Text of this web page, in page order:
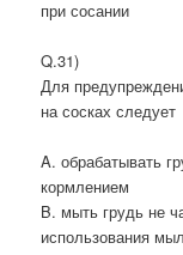
при сосании
Q.31)
Для
на сосках следует
A. обрабатывать
кормлением
B. мыть грудь не
использования